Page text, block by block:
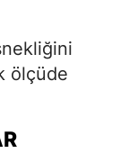
ölçüde